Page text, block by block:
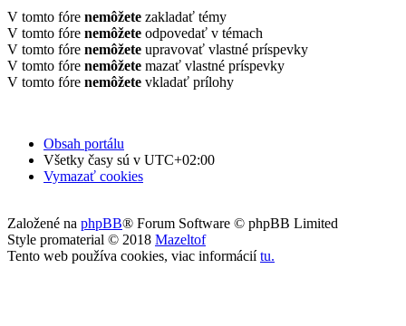
V tomto fóre nemôžete zakladať témy
V tomto fóre nemôžete odpovedať v témach
V tomto fóre nemôžete upravovať vlastné príspevky
V tomto fóre nemôžete mazať vlastné príspevky
V tomto fóre nemôžete vkladať prílohy
Obsah portálu
Všetky časy sú v UTC+02:00
Vymazať cookies
Založené na phpBB® Forum Software © phpBB Limited
Style promaterial © 2018 Mazeltof
Tento web používa cookies, viac informáciítu.